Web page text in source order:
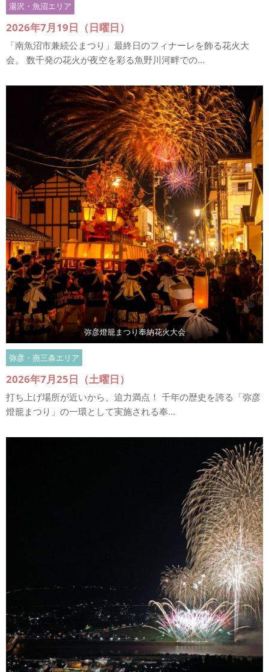
湯沢・魚沼エリア
2026年7月19日（日曜日）
「南魚沼市兼続公まつり」最終日のフィナーレを飾る花火大
会。 数千発の花火が夜空を彩る魚野川河畔での...
弥彦燈籠まつり奉納花火大会
弥彦・燕三条エリア
2026年7月25日（土曜日）
打ち上げ場所が近いから、迫力満点！ 千年の歴史を誇る「弥彦
燈籠まつり」の一環として実施される奉...